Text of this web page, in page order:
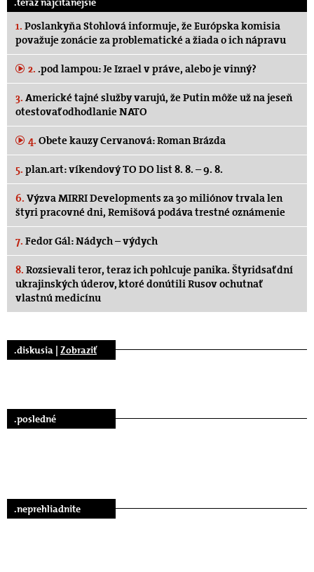
1. Poslankyňa Stohlová informuje, že Európska komisia
považuje zonácie za problematické a žiada o ich nápravu
2. .pod lampou: Je Izrael v práve, alebo je vinný?
3. Americké tajné služby varujú, že Putin môže už na jeseň
otestovať odhodlanie NATO
4. Obete kauzy Cervanová: Roman Brázda
5. plan.art: víkendový TO DO list 8. 8. – 9. 8.
6. Výzva MIRRI Developments za 30 miliónov trvala len
štyri pracovné dni, Remišová podáva trestné oznámenie
7. Fedor Gál: Nádych – výdych
8. Rozsievali teror, teraz ich pohlcuje panika. Štyridsať dní
ukrajinských úderov, ktoré donútili Rusov ochutnať
vlastnú medicínu
.diskusia | Zobraziť
.posledné
.neprehliadnite